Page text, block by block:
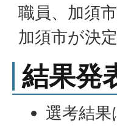
職員、加須
加須市が決
結果発
選考結